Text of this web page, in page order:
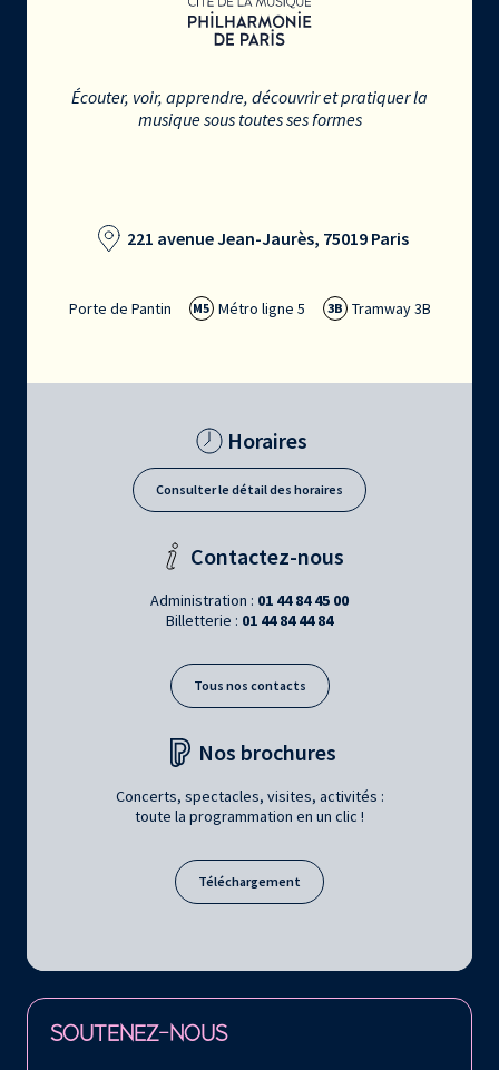
Écouter, voir, apprendre, découvrir et pratiquer la
musique sous toutes ses formes
221 avenue Jean-Jaurès, 75019 Paris
Porte de Pantin M5 Métro ligne 5 3B Tramway 3B
Horaires
Consulter le détail des horaires
Contactez-nous
Administration : 01 44 84 45 00
Billetterie : 01 44 84 44 84
Tous nos contacts
Nos brochures
Concerts, spectacles, visites, activités :
toute la programmation en un clic !
Téléchargement
SOUTENEZ-NOUS
Retrouvez la Philharmonie de Paris sur